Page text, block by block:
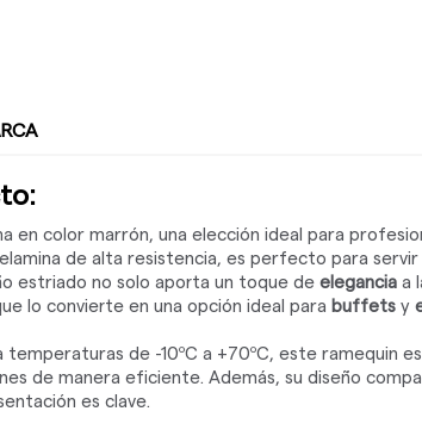
en color marrón, una elección ideal para
de alta resistencia, es perfecto para
estriado no solo aporta un toque de eleganciaa
lo convierte en una opción ideal para buffetsy
de -10ºC a +70ºC, este ramequin
de manera eficiente. Además, su diseño
es clave.